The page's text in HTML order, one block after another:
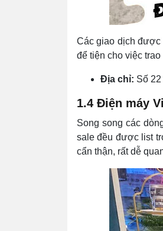
Các giao dịch được
để tiện cho việc
Địa chỉ: Số
1.4 Điện máy
Song song các
sale đều được list
cẩn thận, rất dễ